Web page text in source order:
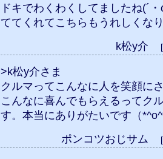
ドキでわくわくしてましたね(´
ててくれてこちらもうれしくな
k松y介
>k松y介さま
クルマってこんなに人を笑顔に
こんなに喜んでもらえるってク
す。本当にありがたいです（
ポンコツおじサム